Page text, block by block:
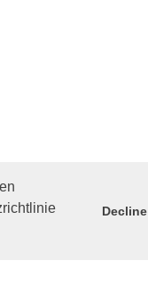
Decline
Helfen Sie mit!